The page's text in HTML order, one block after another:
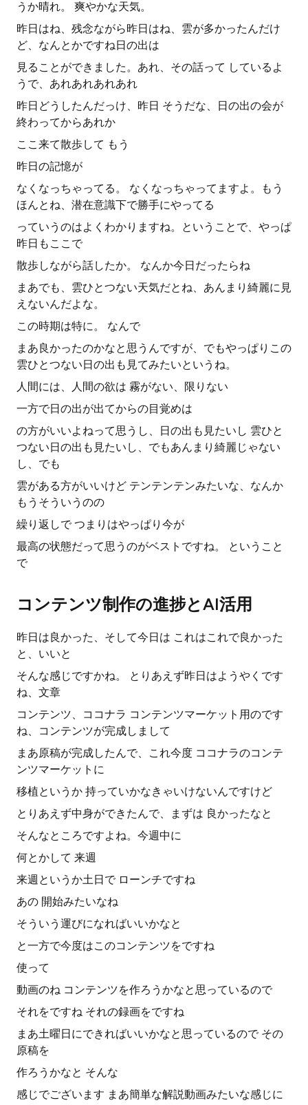
うか晴れ。 爽やかな天気。
昨日はね、残念ながら昨日はね、雲が多かったんだけ
ど、なんとかですね日の出は
見ることができました。あれ、その話って しているよ
うで、あれあれあれあれ
昨日どうしたんだっけ、昨日 そうだな、日の出の会が
終わってからあれか
ここ来て散歩して もう
昨日の記憶が
なくなっちゃってる。 なくなっちゃってますよ。もう
ほんとね、潜在意識下で勝手にやってる
っていうのはよくわかりますね。ということで、やっぱ
昨日もここで
散歩しながら話したか。 なんか今日だったらね
まあでも、雲ひとつない天気だとね、あんまり綺麗に見
えないんだよな。
この時期は特に。 なんで
まあ良かったのかなと思うんですが、でもやっぱりこの
雲ひとつない日の出も見てみたいというね。
人間には、人間の欲は 霧がない、限りない
一方で日の出が出てからの目覚めは
の方がいいよねって思うし、日の出も見たいし 雲ひと
つない日の出も見たいし、でもあんまり綺麗じゃない
し、でも
雲がある方がいいけど テンテンテンみたいな、なんか
もうそういうのの
繰り返しで つまりはやっぱり今が
最高の状態だって思うのがベストですね。 ということ
で
コンテンツ制作の進捗とAI活用
昨日は良かった、そして今日は これはこれで良かった
と、いいと
そんな感じですかね。 とりあえず昨日はようやくです
ね、文章
コンテンツ、ココナラ コンテンツマーケット用のです
ね、コンテンツが完成しまして
まあ原稿が完成したんで、これ今度 ココナラのコンテ
ンツマーケットに
移植というか 持っていかなきゃいけないんですけど
とりあえず中身ができたんで、まずは 良かったなと
そんなところですよね。今週中に
何とかして 来週
来週というか土日で ローンチですね
あの 開始みたいなね
そういう運びになればいいかなと
と一方で今度はこのコンテンツをですね
使って
動画のね コンテンツを作ろうかなと思っているので
それをですね それの録画をですね
まあ土曜日にできればいいかなと思っているので その
原稿を
作ろうかなと そんな
感じでございます まあ簡単な解説動画みたいな感じに